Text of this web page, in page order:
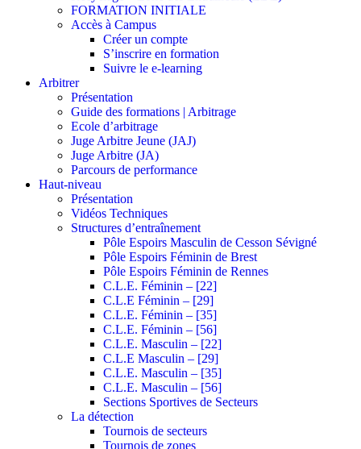
FORMATION INITIALE
Accès à Campus
Créer un compte
S’inscrire en formation
Suivre le e-learning
Arbitrer
Présentation
Guide des formations | Arbitrage
Ecole d’arbitrage
Juge Arbitre Jeune (JAJ)
Juge Arbitre (JA)
Parcours de performance
Haut-niveau
Présentation
Vidéos Techniques
Structures d’entraînement
Pôle Espoirs Masculin de Cesson Sévigné
Pôle Espoirs Féminin de Brest
Pôle Espoirs Féminin de Rennes
C.L.E. Féminin – [22]
C.L.E Féminin – [29]
C.L.E. Féminin – [35]
C.L.E. Féminin – [56]
C.L.E. Masculin – [22]
C.L.E Masculin – [29]
C.L.E. Masculin – [35]
C.L.E. Masculin – [56]
Sections Sportives de Secteurs
La détection
Tournois de secteurs
Tournois de zones